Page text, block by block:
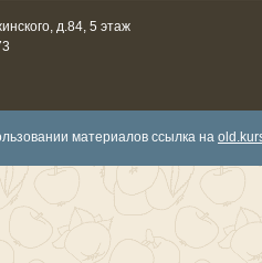
д.84, 5 этаж
материалов ссылка на